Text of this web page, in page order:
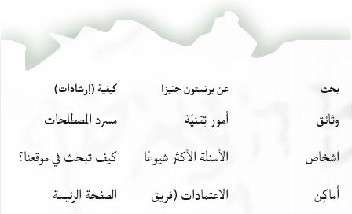
بحث
وثائق
اشخاص
أَماكِن
عن برنستون جنيزا
أمور تِقنيّة
الأسئلة الأكثر شيوعًا
الاعتمادات (فريق
كيفية (إرشادات)
مسرد المصطلحات
كيف تبحث في موقعنا؟
الصفحة الرئيسة